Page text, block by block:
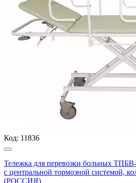
Код: 11836
Тележка для перевозки больных ТПБВ-
с центральной тормозной системой,
(РОССИЯ)